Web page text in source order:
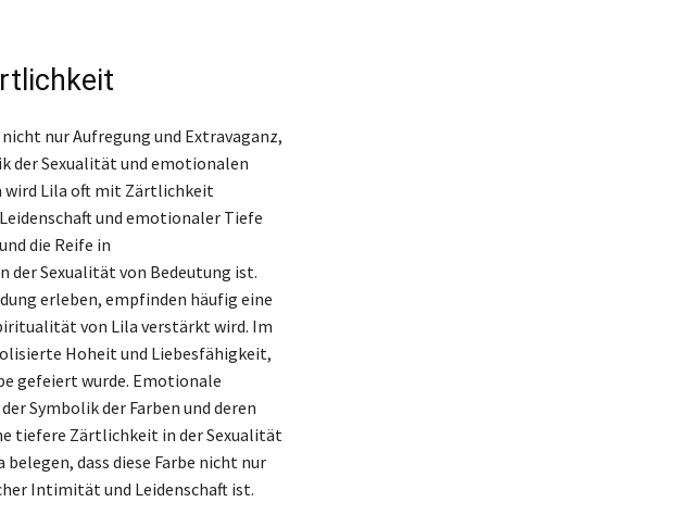
nur Aufregung und Extravaganz,
der Sexualität und emotionalen
wird Lila oft mit Zärtlichkeit
und emotionaler Tiefe
die Reife in
der Sexualität von Bedeutung ist.
erleben, empfinden häufig eine
von Lila verstärkt wird. Im
Hoheit und Liebesfähigkeit,
gefeiert wurde. Emotionale
Symbolik der Farben und deren
tiefere Zärtlichkeit in der Sexualität
dass diese Farbe nicht nur
Intimität und Leidenschaft ist.